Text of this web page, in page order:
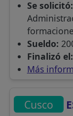
Se solicitó:
Sueldo:
Finalizó el:
Más
Cusco